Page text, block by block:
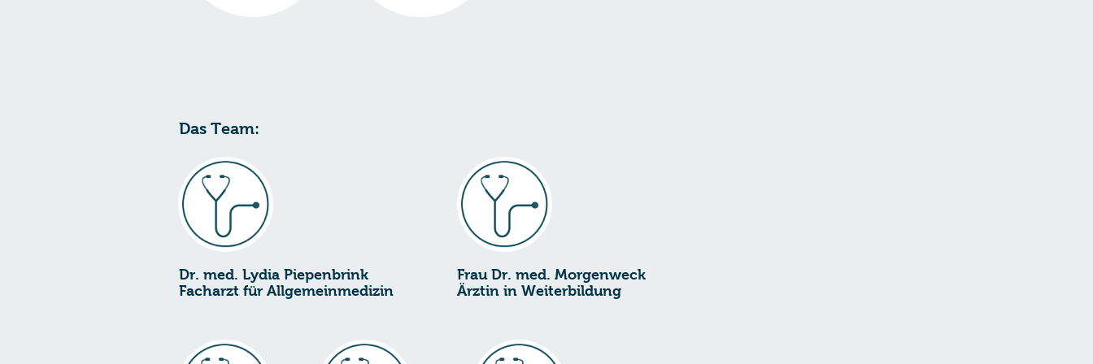
Das Team:
Dr. med. Lydia Piepenbrink
Facharzt für Allgemeinmedizin
Frau Dr. med. Morgenweck
Ärztin in Weiterbildung